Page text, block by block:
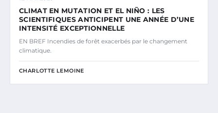
CLIMAT EN MUTATION ET EL NIÑO : LES
SCIENTIFIQUES ANTICIPENT UNE ANNÉE D’UNE
INTENSITÉ EXCEPTIONNELLE
EN BREF Incendies de forêt exacerbés par le changement
climatique.
CHARLOTTE LEMOINE